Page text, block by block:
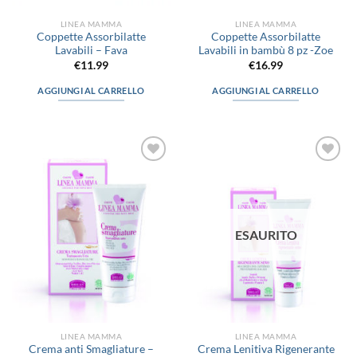
LINEA MAMMA
Coppette Assorbilatte
Lavabili – Fava
€11.99
AGGIUNGI AL CARRELLO
LINEA MAMMA
Coppette Assorbilatte
Lavabili in bambù 8 pz -Zoe
€16.99
AGGIUNGI AL CARRELLO
alla lista
dei
desideri
LINEA MAMMA
Crema anti Smagliature –
desideri
ESAURITO
LINEA MAMMA
Crema Lenitiva Rigenerante